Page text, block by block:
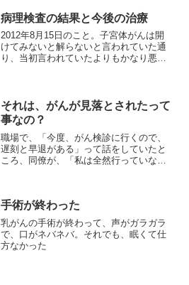
いたけれど、どうやって知っ...
病理検査の結果と今後の治療
2012年8月15日のこと。子宮体がんは開
けてみないと解らないと言われていた通
り、当初言われていたよりもかなり悪
しません」と拒否しま...
それは、がんが見落とされたって
事なの？
職場で、「今度、がん検診に行くので、
遅刻と早退がある」って話をしていたと
ころ、同僚が、「私は全然行っていない
たら行ってみたらと話しま...
手術が終わった
乳がんの手術が終わって、声がガラガラ
で、口がネバネバ。それでも、眠くて仕
方なかった